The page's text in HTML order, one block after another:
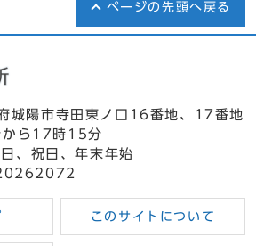
ページの先頭へ戻る
陽市寺田東ノ口16番地、17番地
ら17時15分
、祝日、年末年始
このサイトについて